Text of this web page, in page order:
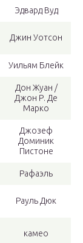
Эдвард Вуд
Джин Уотсон
Уильям Блейк
Дон Жуан /
Джон Р. Де
Марко
Джозеф
Доминик
Пистоне
Рафаэль
Рауль Дюк
камео